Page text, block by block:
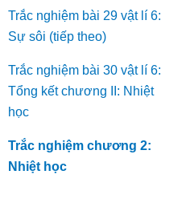
Trắc nghiệm bài 29 vật lí 6:
Sự sôi (tiếp theo)
Trắc nghiệm bài 30 vật lí 6:
Tổng kết chương II: Nhiệt
học
Trắc nghiệm chương 2:
Nhiệt học